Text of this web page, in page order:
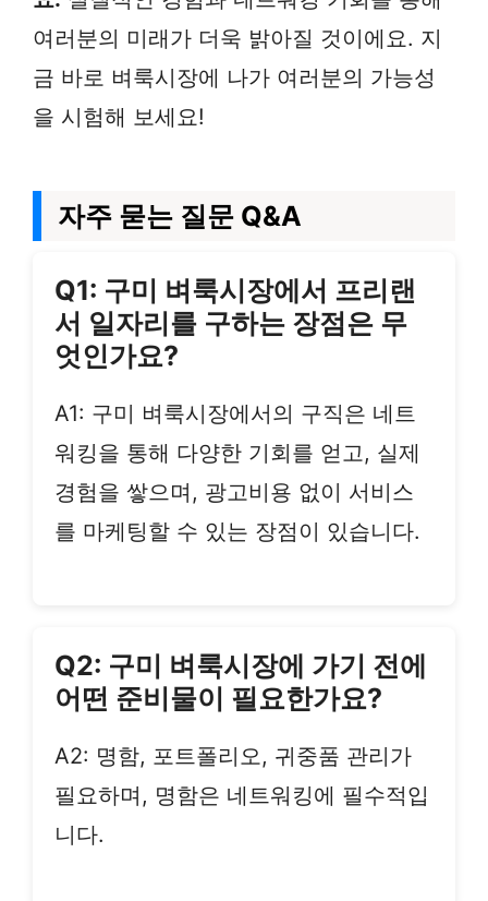
여러분의 미래가 더욱 밝아질 것이에요. 지
금 바로 벼룩시장에 나가 여러분의 가능성
을 시험해 보세요!
자주 묻는 질문 Q&A
Q1: 구미 벼룩시장에서 프리랜
서 일자리를 구하는 장점은 무
엇인가요?
A1: 구미 벼룩시장에서의 구직은 네트
워킹을 통해 다양한 기회를 얻고, 실제
경험을 쌓으며, 광고비용 없이 서비스
를 마케팅할 수 있는 장점이 있습니다.
Q2: 구미 벼룩시장에 가기 전에
어떤 준비물이 필요한가요?
A2: 명함, 포트폴리오, 귀중품 관리가
필요하며, 명함은 네트워킹에 필수적입
니다.